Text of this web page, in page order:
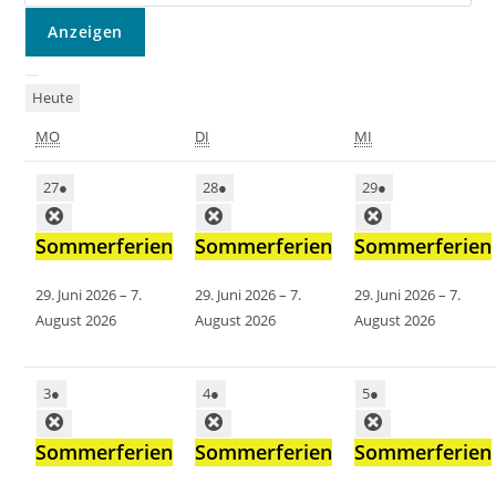
Heute
MO
DI MI
27●
Sommerferien
29. Juni 2026–7.
August 2026
28●
Sommerferien
29. Juni 2026–7.
August 2026
29●
Sommerferien
29. Juni 2026–7.
August 2026
3●
Sommerferien
4●
Sommerferien
5●
Sommerferien